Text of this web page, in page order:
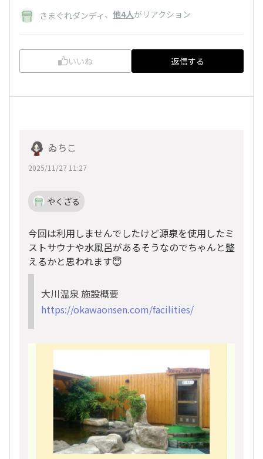
きまぐれダンディ 、 他4人がリアクション
いいね 返信する
ゐちこ
2025/11/27 11:27
やくざる
今回は利用しませんでしたけど源泉を使用したミ
ストサウナや水風呂があるそうなのでちゃんと整
えるかと思われます😇
大川温泉 施設概要
https://okawaonsen.com/facilities/